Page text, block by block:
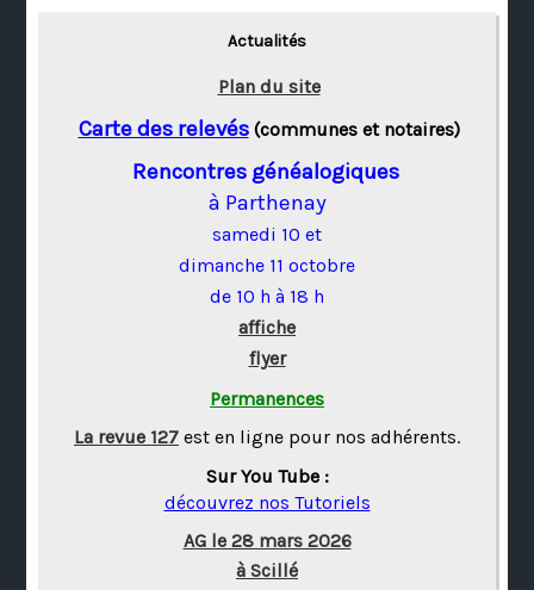
Actualités
Plan du site
Carte des relevés(communes et notaires)
Rencontres généalogiques
à Parthenay
samedi 10 et
dimanche 11 octobre
de 10 h à 18 h
affiche
flyer
Permanences
La revue 127 est en ligne pour nos adhérents.
Sur You Tube :
découvrez nos Tutoriels
AG le 28 mars 2026
à Scillé